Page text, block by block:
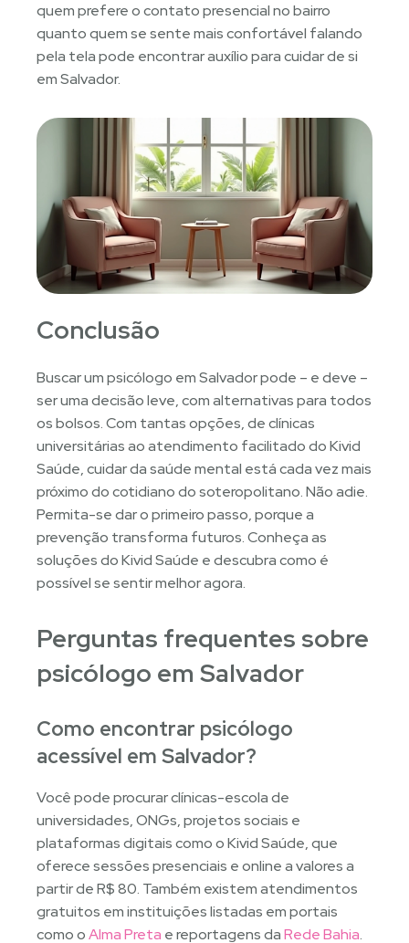
quem prefere o contato presencial no bairro
quanto quem se sente mais confortável falando
pela tela pode encontrar auxílio para cuidar de si
em Salvador.
Conclusão
Buscar um psicólogo em Salvador pode – e deve –
ser uma decisão leve, com alternativas para todos
os bolsos. Com tantas opções, de clínicas
universitárias ao atendimento facilitado do Kivid
Saúde, cuidar da saúde mental está cada vez mais
próximo do cotidiano do soteropolitano. Não adie.
Permita-se dar o primeiro passo, porque a
prevenção transforma futuros. Conheça as
soluções do Kivid Saúde e descubra como é
possível se sentir melhor agora.
Perguntas frequentes sobre
psicólogo em Salvador
Como encontrar psicólogo
acessível em Salvador?
Você pode procurar clínicas-escola de
universidades, ONGs, projetos sociais e
plataformas digitais como o Kivid Saúde, que
oferece sessões presenciais e online a valores a
partir de R$ 80. Também existem atendimentos
gratuitos em instituições listadas em portais
como oAlma Preta e reportagens daRede Bahia.